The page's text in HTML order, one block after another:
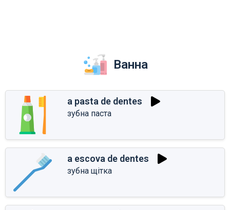
Ванна
a pasta de dentes
зубна паста
a escova de dentes
зубна щітка